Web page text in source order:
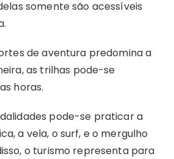
somente são acessíveis
de aventura predomina a
as trilhas pode-se
horas.
pode-se praticar a
a vela, o surf, e o mergulho
o turismo representa para